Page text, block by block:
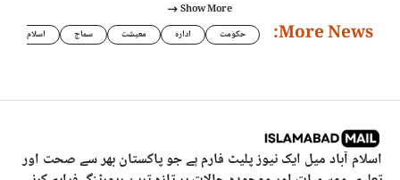
Show More
More News: حکومت ادارہ معیشت سماج اسلام
اسلام آباد میل ایک نیوز پلیٹ فارم ہے جو پاکستان بھر سے صحت اور